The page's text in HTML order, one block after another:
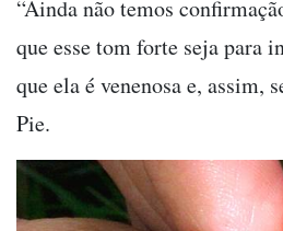
“Ainda não temos
que esse tom forte seja para
que ela é venenosa e, assim,
Pie.